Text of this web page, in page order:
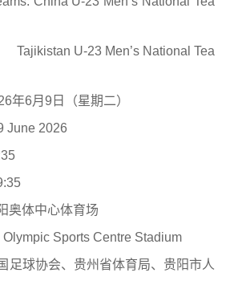
23 Men’s National Tea
6月9日（星期二）
2026
体中心体育场
Sports Centre Stadium
球协会、贵州省体育局、贵阳市人